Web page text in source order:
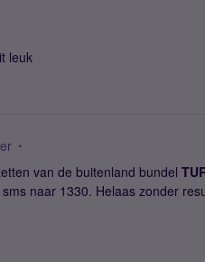
leuk
van de buitenland bundel
naar 1330. Helaas zonder